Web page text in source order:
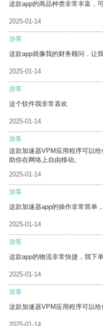
这款app的商品种类非常丰富，
2025-01-14
游客
这款app就像我的财务顾问，让
2025-01-14
游客
这个软件我非常喜欢
2025-01-14
游客
这款加速器VPM应用程序可以
助你在网络上自由移动。
2025-01-14
游客
这款加速器app的操作非常简单
2025-01-14
游客
这款app的物流非常快捷，我下
2025-01-14
游客
这款加速器VPM应用程序可以给
2025-01-14